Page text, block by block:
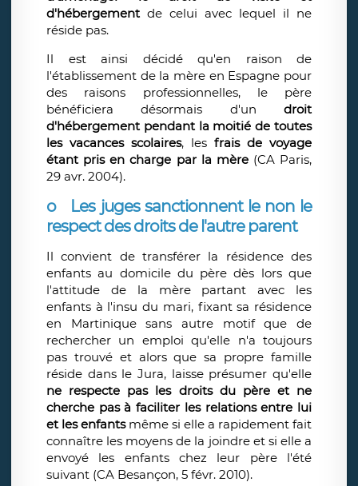
d'hébergement de celui avec lequel il ne
réside pas.
Il est ainsi décidé qu'en raison de
l'établissement de la mère en Espagne pour
des raisons professionnelles, le père
bénéficiera désormais d'un droit
d'hébergement pendant la moitié de toutes
les vacances scolaires, les frais de voyage
étant pris en charge par la mère(CA Paris,
29 avr. 2004).
o
Les juges sanctionnent le non le
respect des droits de l'autre parent
Il convient de transférer la résidence des
enfants au domicile du père dès lors que
l'attitude de la mère partant avec les
enfants à l'insu du mari, fixant sa résidence
en Martinique sans autre motif que de
rechercher un emploi qu'elle n'a toujours
pas trouvé et alors que sa propre famille
réside dans le Jura, laisse présumer qu'elle
ne respecte pas les droits du père et ne
cherche pas à faciliter les relations entre lui
et les enfantsmême si elle a rapidement fait
connaître les moyens de la joindre et si elle a
envoyé les enfants chez leur père l'été
suivant (CA Besançon, 5 févr. 2010).